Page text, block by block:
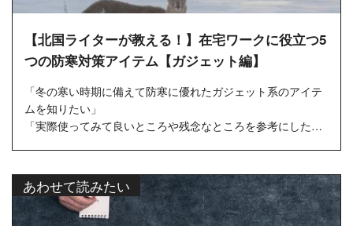
【北国ライターが教える！】在宅ワークに役立つ5
つの防寒対策アイテム【ガジェット編】
「冬の寒い時期に備えて防寒に優れたガジェット系のアイテ
ムを知りたい」
「実際使ってみて良いところや残念なところを参考にした
まだ寒い日が...
あわせて読みたい